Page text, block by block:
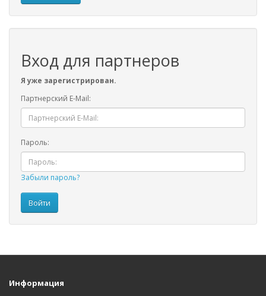
Вход для партнеров
Я уже зарегистрирован.
Партнерский E-Mail:
Пароль:
Забыли пароль?
Информация